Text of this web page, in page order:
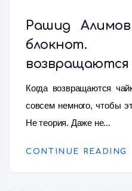
Рашид
возвращаются
Когда возвращаются
совсем немного, чтобы
Не теория. Даже не...
CONTINUE READING